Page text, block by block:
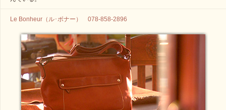
Le Bonheur（ル･ボナー） 078-858-2896